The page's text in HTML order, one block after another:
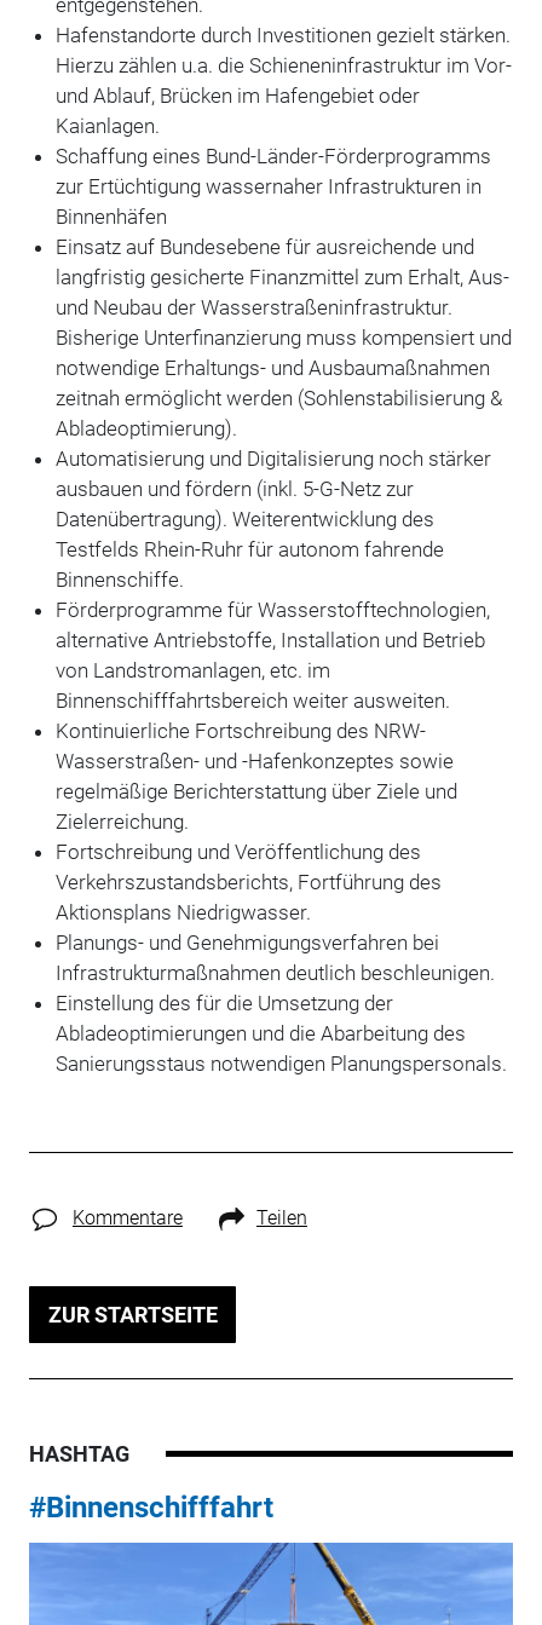
Hafenstandorte durch Investitionen gezielt stärken.
Hierzu zählen u.a. die Schieneninfrastruktur im Vor-
und Ablauf, Brücken im Hafengebiet oder
Kaianlagen.
Schaffung eines Bund-Länder-Förderprogramms
zur Ertüchtigung wassernaher Infrastrukturen in
Binnenhäfen
Einsatz auf Bundesebene für ausreichende und
langfristig gesicherte Finanzmittel zum Erhalt, Aus-
und Neubau der Wasserstraßeninfrastruktur.
Bisherige Unterfinanzierung muss kompensiert und
notwendige Erhaltungs- und Ausbaumaßnahmen
zeitnah ermöglicht werden (Sohlenstabilisierung &
Abladeoptimierung).
Automatisierung und Digitalisierung noch stärker
ausbauen und fördern (inkl. 5-G-Netz zur
Datenübertragung). Weiterentwicklung des
Testfelds Rhein-Ruhr für autonom fahrende
Binnenschiffe.
Förderprogramme für Wasserstofftechnologien,
alternative Antriebstoffe, Installation und Betrieb
von Landstromanlagen, etc. im
Binnenschifffahrtsbereich weiter ausweiten.
Kontinuierliche Fortschreibung des NRW-
Wasserstraßen- und -Hafenkonzeptes sowie
regelmäßige Berichterstattung über Ziele und
Zielerreichung.
Fortschreibung und Veröffentlichung des
Verkehrszustandsberichts, Fortführung des
Aktionsplans Niedrigwasser.
Planungs- und Genehmigungsverfahren bei
Infrastrukturmaßnahmen deutlich beschleunigen.
Einstellung des für die Umsetzung der
Abladeoptimierungen und die Abarbeitung des
Sanierungsstaus notwendigen Planungspersonals.
Kommentare Teilen
ZUR STARTSEITE
HASHTAG
#Binnenschifffahrt